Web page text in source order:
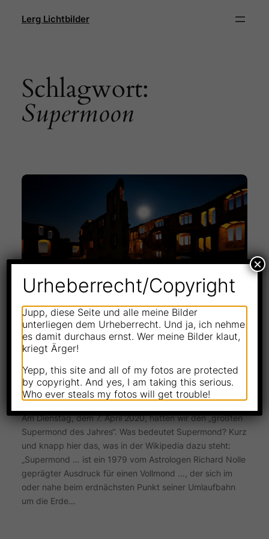
Lerg Lichtbilder
Schlagwort:
Supermoon
Faszinierender Supermond über
Oppenheim
Apr 13, 2020—von Andreas
inBildbearbeitung, Landschaftsfotografie ,
Nikon D750
Am Dienstag, dem 7. April 2020, hatten wir den „größten
Supermond des Jahres“. Was bedeutet Supermond? Kurz
und knapp hier das, was in der Wikipedia dazu steht:
„Supermond … ist ein 1979 vom Astrologen Richard Nolle
geprägter Ausdruck für einen Vollmond …, der sich im
oder nahe beim erdnächsten Punkt seiner Umlaufbahn
um die Erde…
Urheberrecht/Copyright
Jupp, diese Seite und alle meine Bilder
unterliegen dem Urheberrecht. Und ja, ich nehme
es damit durchaus ernst. Wer meine Bilder klaut,
kriegt Ärger!
Yepp, this site and all of my fotos are protected
by copyright. And yes, I am taking this serious.
Who ever steals my fotos will get trouble!
×